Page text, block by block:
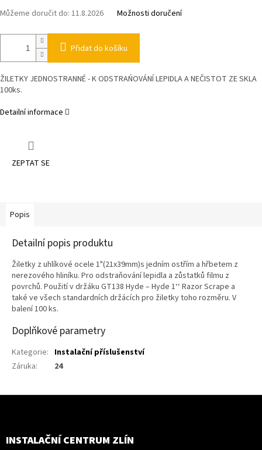
Můžeme doručit do: 11.8.2026 Možnosti doručení
Přidat do košíku
ŽILETKY JEDNOSTRANNÉ - K ODSTRAŃOVÁNÍ LEPIDLA A NEČISTOT ZE SKLA
100ks.
Detailní informace
ZEPTAT SE
Popis
Detailní popis produktu
Žiletky z uhlíkové ocele 1"(21x39mm)s jedním ostřím a hřbetem z
nerezového hliníku. Pro odstraňování lepidla a zůstatků filmu z
povrchů. Použití v držáku GT138 Hyde – Hyde 1‘‘ Razor Scrape a
také ve všech standardních držácích pro žiletky toho rozměru. V
balení 100 ks.
Doplňkové parametry
Kategorie: Instalační příslušenství
Záruka: 24
Z
INSTALAČNÍ CENTRUM ZLÍN